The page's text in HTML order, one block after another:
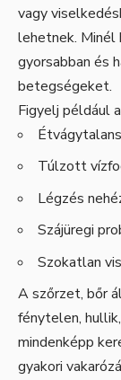
vagy
lehetnek. Minél
gyorsabban és
betegségeket.
Figyelj például
Túlzott
Légzés
Szájüregi
Szokatlan
A szőrzet, bőr
fénytelen,
mindenképp
gyakori